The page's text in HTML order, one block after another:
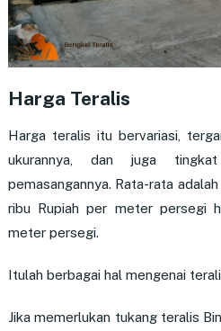
Harga Teralis
Harga teralis itu bervariasi,
ukurannya, dan juga
pemasangannya. Rata-rata
ribu Rupiah per meter persegi
meter persegi.
Itulah berbagai hal mengenai
Jika memerlukan tukang teralis